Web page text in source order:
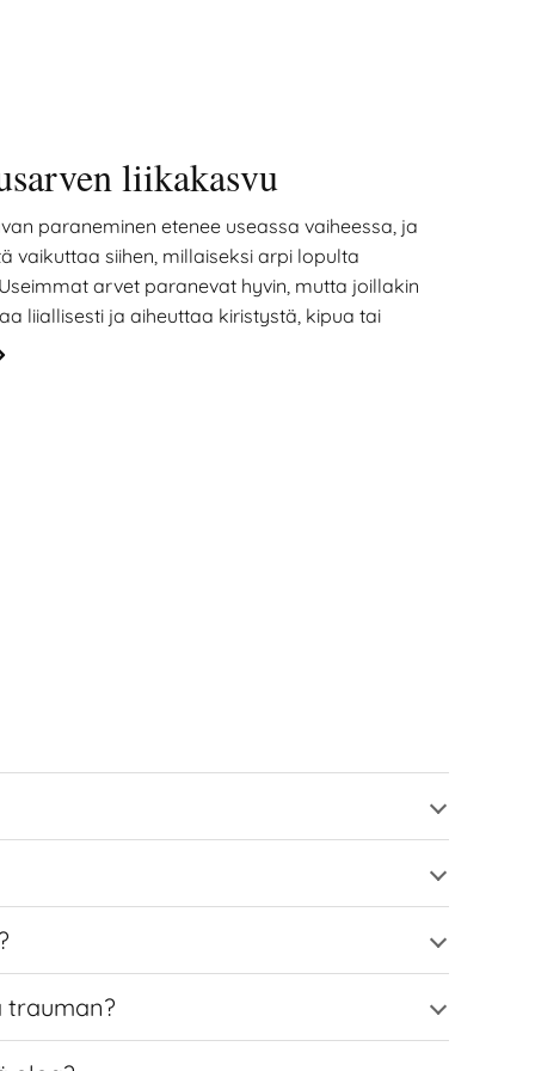
liikakasvu
paraneminen etenee useassa vaiheessa, ja
vaikuttaa siihen, millaiseksi arpi lopulta
arvet paranevat hyvin, mutta joillakin
liiallisesti ja aiheuttaa kiristystä, kipua tai
Tässä artikkelissa kerrotaan, miten haava
trauman?